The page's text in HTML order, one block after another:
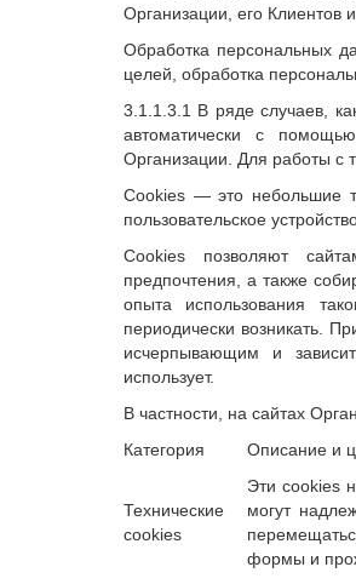
Организации, его Клиентов
Обработка персональных
целей, обработка
3.1.1.3.1 В ряде случаев,
автоматически с
Организации. Для работы с
Cookies — это небольшие
пользовательское
Cookies позволяют
предпочтения, а также
опыта использования
периодически возникать.
исчерпывающим и
использует.
В частности, на сайтах
Категория
Описание и
Технические
cookies
Эти cookies
могут
формы и